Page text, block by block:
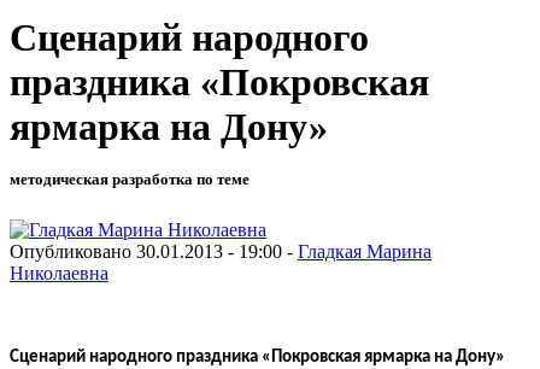
Сценарий народного
праздника «Покровская
ярмарка на Дону»
методическая разработка по теме
Опубликовано 30.01.2013 - 19:00 - Гладкая Марина
Николаевна
Сценарий народного праздника «Покровская ярмарка на Дону»